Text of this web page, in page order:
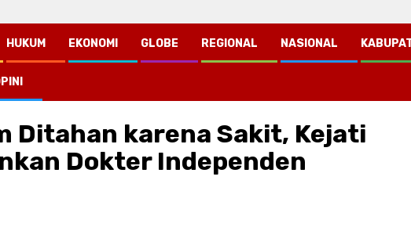
HUKUM EKONOMI GLOBE REGIONAL NASIONAL
Ditahan karena Sakit, Kejati
Dokter Independen